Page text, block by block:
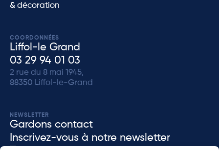
& décoration
COORDONNÉES
Liffol-le Grand
03 29 94 01 03
2 rue du 8 mai 1945,
88350 Liffol-le-Grand
NEWSLETTER
Gardons contact
Inscrivez-vous à notre newsletter